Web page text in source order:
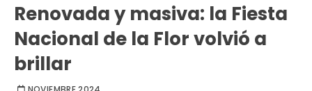
Renovada y masiva: la Fiesta
Nacional de la Flor volvió a
brillar